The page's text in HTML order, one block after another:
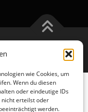
wie Cookies, um
Wenn du diesen
oder eindeutige IDs
nicht erteilst oder
werden.